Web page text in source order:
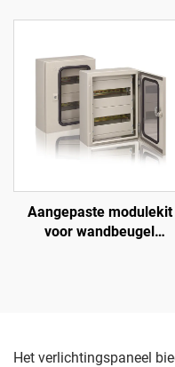
Aangepaste modulekit
voor wandbeugel
Het verlichtingspaneel